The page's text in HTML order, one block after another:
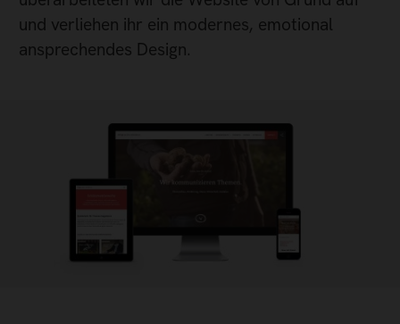
und verliehen ihr ein modernes, emotional
ansprechendes Design.